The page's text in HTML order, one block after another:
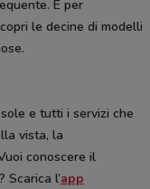
E per
le decine di modelli
e tutti i servizi che
vista, la
conoscere il
Scarica l’app